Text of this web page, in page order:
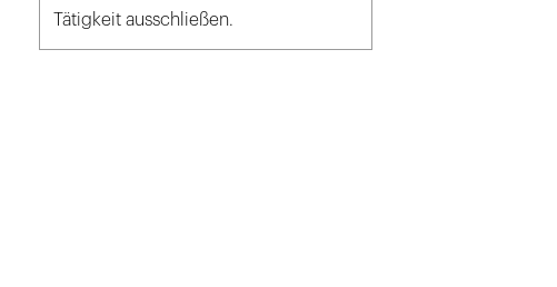
Tätigkeit ausschließen.